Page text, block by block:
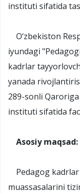
instituti sifatida
O‘zbekiston
iyundagi
kadrlar
yanada
289-sonli
instituti sifatida
Asosiy maqsad:
Pedagog kadrlar
muassasalarini